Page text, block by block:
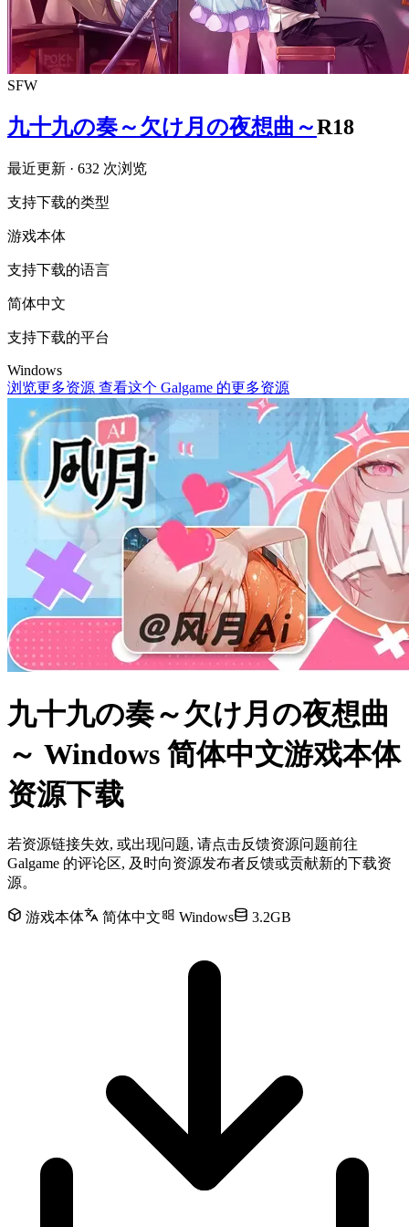
SFW
九十九の奏～欠け月の夜想曲～R18
最近更新 · 632 次浏览
支持下载的类型
游戏本体
支持下载的语言
简体中文
支持下载的平台
Windows
浏览更多资源 查看这个 Galgame 的更多资源
九十九の奏～欠け月の夜想曲
～ Windows 简体中文游戏本体
资源下载
若资源链接失效, 或出现问题, 请点击反馈资源问题前往
Galgame 的评论区, 及时向资源发布者反馈或贡献新的下载资
源。
游戏本体 简体中文 Windows 3.2GB